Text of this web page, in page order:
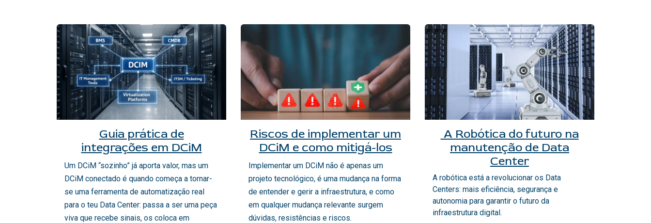
Guia prática de
integrações em DCiM
Um DCiM “sozinho” já aporta valor, mas um
DCiM conectado é quando começa a tornar-
se uma ferramenta de automatização real
para o teu Data Center: passa a ser uma peça
viva que recebe sinais, os coloca em
Riscos de implementar um
DCiM e como mitigá-los
Implementar um DCiM não é apenas um
projeto tecnológico, é uma mudança na forma
de entender e gerir a infraestrutura, e como
em qualquer mudança relevante surgem
dúvidas, resistências e riscos.
A Robótica do futuro na
manutenção de Data
Center
A robótica está a revolucionar os Data
Centers: mais eficiência, segurança e
autonomia para garantir o futuro da
infraestrutura digital.